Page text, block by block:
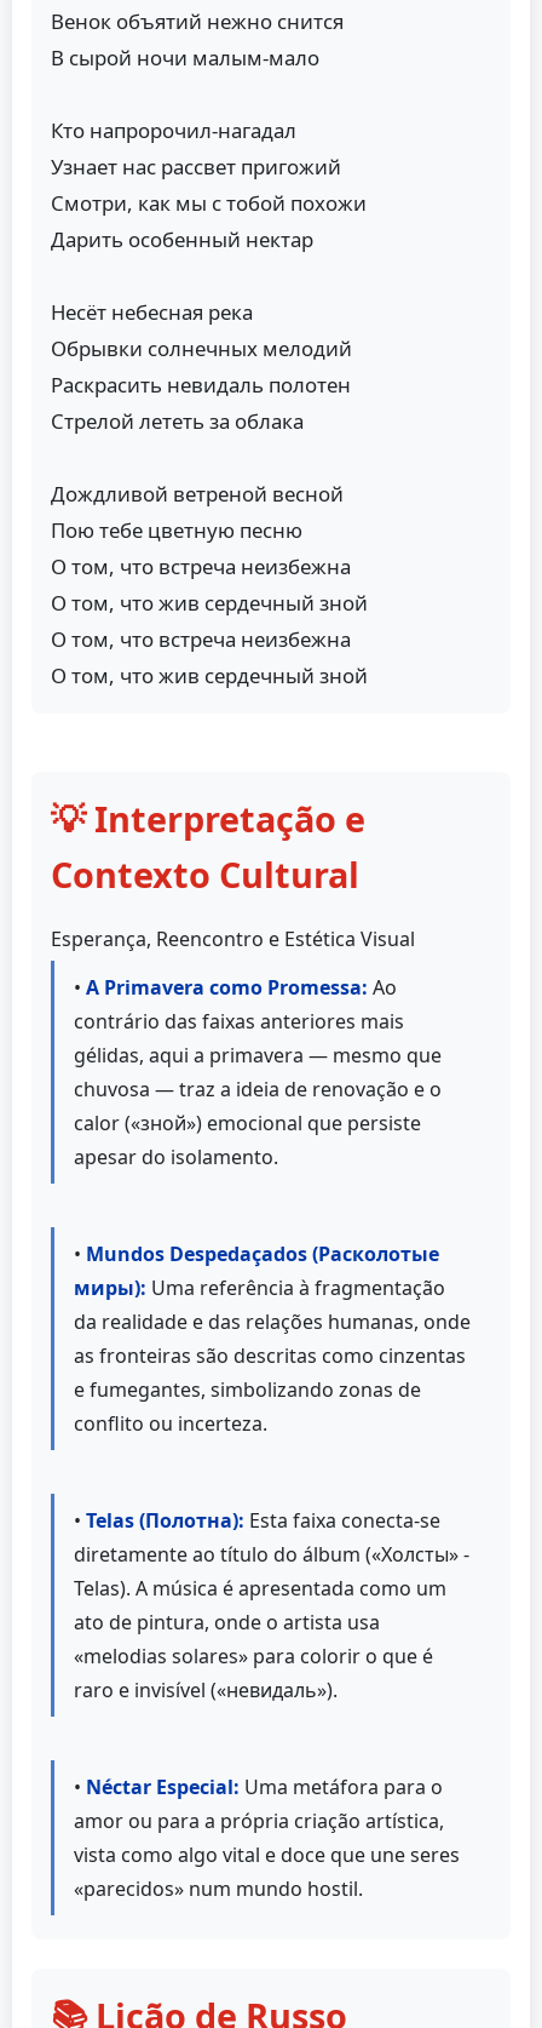
Венок объятий нежно снится
В сырой ночи малым-мало
Кто напророчил-нагадал
Узнает нас рассвет пригожий
Смотри, как мы с тобой похожи
Дарить особенный нектар
Несёт небесная река
Обрывки солнечных мелодий
Раскрасить невидаль полотен
Стрелой лететь за облака
Дождливой ветреной весной
Пою тебе цветную песню
О том, что встреча неизбежна
О том, что жив сердечный зной
О том, что встреча неизбежна
О том, что жив сердечный зной
💡 Interpretação e
Contexto Cultural
Esperança, Reencontro e Estética Visual
• A Primavera como Promessa: Ao
contrário das faixas anteriores mais
gélidas, aqui a primavera — mesmo que
chuvosa — traz a ideia de renovação e o
calor («зной») emocional que persiste
apesar do isolamento.
• Mundos Despedaçados (Расколотые
миры): Uma referência à fragmentação
da realidade e das relações humanas, onde
as fronteiras são descritas como cinzentas
e fumegantes, simbolizando zonas de
conflito ou incerteza.
• Telas (Полотна): Esta faixa conecta-se
diretamente ao título do álbum («Холсты» -
Telas). A música é apresentada como um
ato de pintura, onde o artista usa
«melodias solares» para colorir o que é
raro e invisível («невидаль»).
• Néctar Especial: Uma metáfora para o
amor ou para a própria criação artística,
vista como algo vital e doce que une seres
«parecidos» num mundo hostil.
📚 Lição de Russo